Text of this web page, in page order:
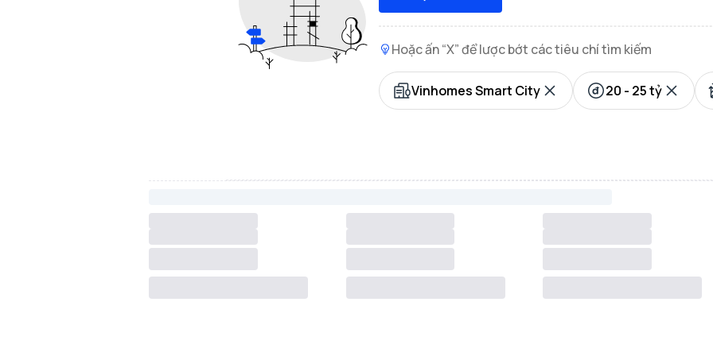
Hoặc ấn “X” để lược bớt các tiêu chí tìm kiếm
Vinhomes Smart City 20 - 25 tỷ